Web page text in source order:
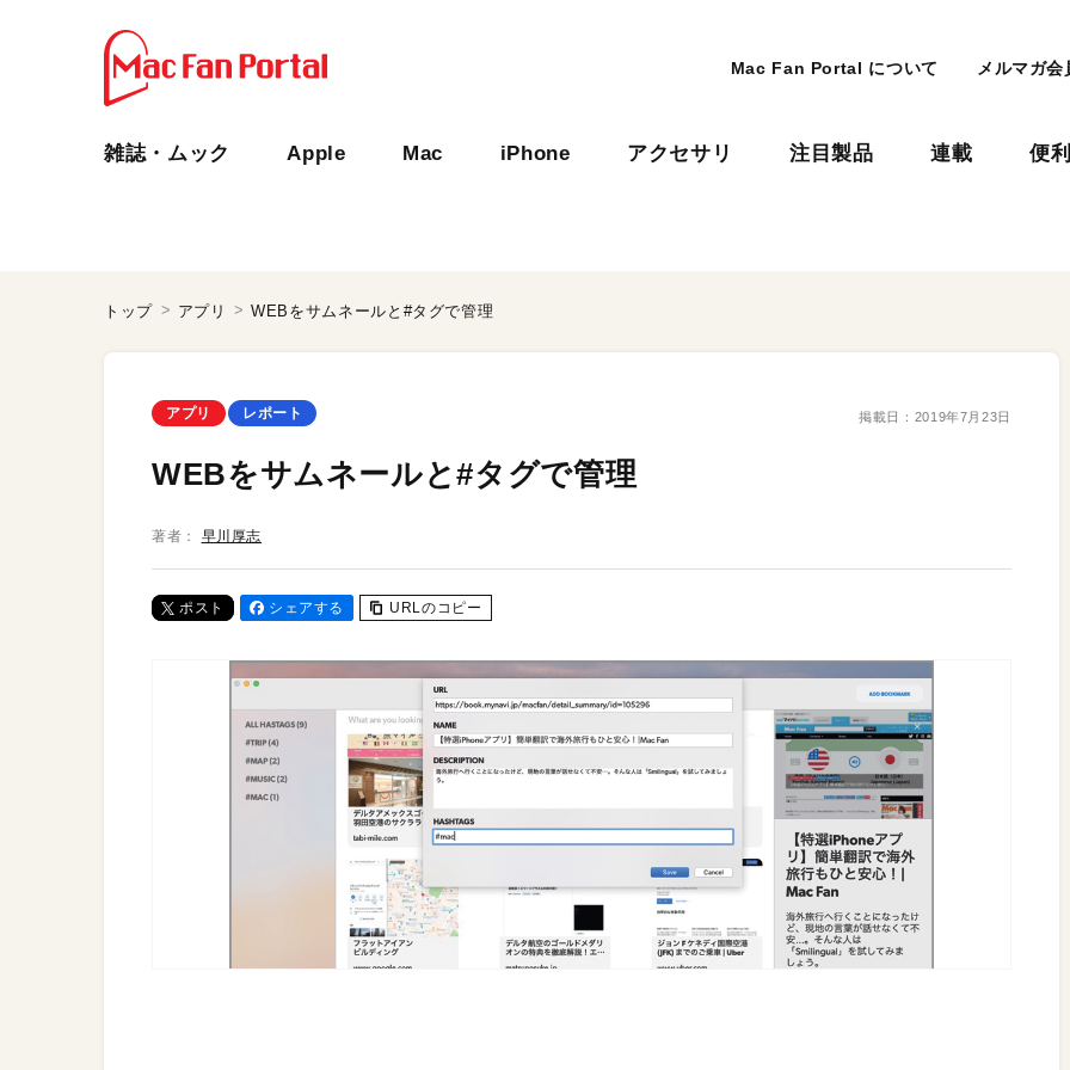
Mac Fan Portal について メルマガ会
雑誌・ムック Apple Mac iPhone アクセサリ 注目製品 連載 便
トップ アプリ WEBをサムネールと#タグで管理
アプリ レポート 掲載日： 2019年7月23日
WEBをサムネールと#タグで管理
著者： 早川厚志
ポスト シェアする URLのコピー